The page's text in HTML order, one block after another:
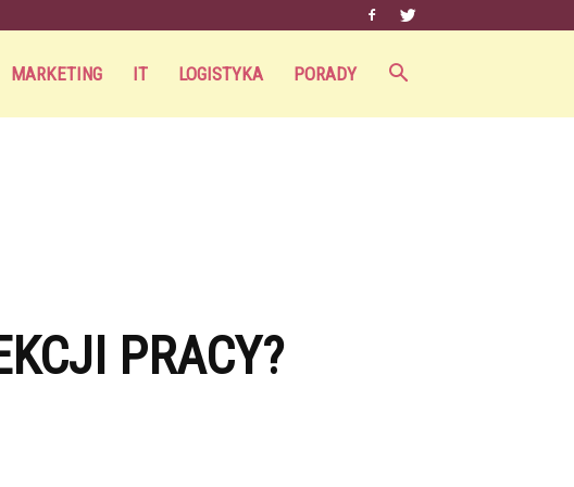
MARKETING IT LOGISTYKA PORADY
PRACY?